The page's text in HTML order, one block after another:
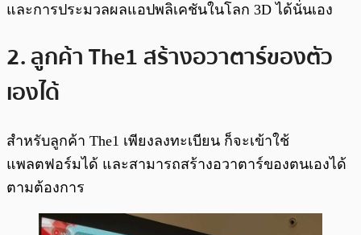
และการประมวลผลแอปพลิเคชันในโลก 3D ได้นั่นเอง
2. ลูกค้า The1 สร้างอวาตาร์ของตัว
เองได้
สำหรับลูกค้า The1 เพียงลงทะเบียน ก็จะเข้าใช้
แพลตฟอร์มได้ และสามารถสร้างอวาตาร์ของตนเองได้
ตามต้องการ